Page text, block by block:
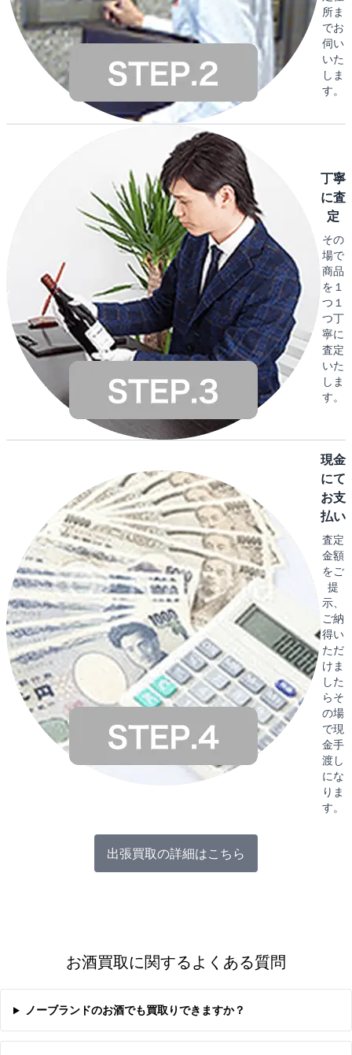
所ま
でお
伺い
いた
しま
す。
丁寧
に査
定
その
場で
商品
を１
つ１
つ丁
寧に
査定
いた
しま
す。
現金
にて
お支
払い
査定
金額
をご
提
示、
ご納
得い
ただ
けま
した
らそ
の場
で現
金手
渡し
にな
りま
す。
出張買取の詳細はこちら
お酒買取に関するよくある質問
ノーブランドのお酒でも買取りできますか？